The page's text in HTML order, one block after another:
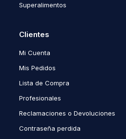
Superalimentos
Clientes
Mi Cuenta
Mis Pedidos
Lista de Compra
Profesionales
Reclamaciones o Devoluciones
Contraseña perdida